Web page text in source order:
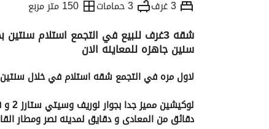
3 غرف 3 حمامات 150 متر مربع
التفاصيل الاتجاهات والمؤشرات
سنين جاهزه للمعاينه الان
لاول مره في التجمع شقه استلام في خلال سنتين وبالتقسيط
لوكيشين مميز جدا بجوار لوريف وسيتي ستارز 2 و قطامية هايتس و غرب الجولف
دقائق من المعادى و دقايق لمدينه نصر ومطار